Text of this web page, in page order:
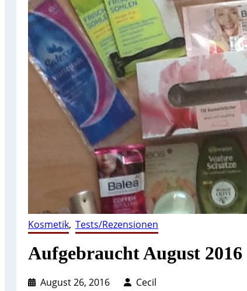
Kosmetik, Tests/Rezensionen
Aufgebraucht August 2016
August 26, 2016 Cecil